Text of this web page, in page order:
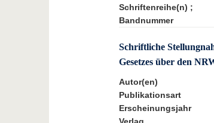
Schriftenreihe(n) ;
Bandnummer
Schriftliche
Gesetzes über den
Autor(en)
Publikationsart
Erscheinungsjahr